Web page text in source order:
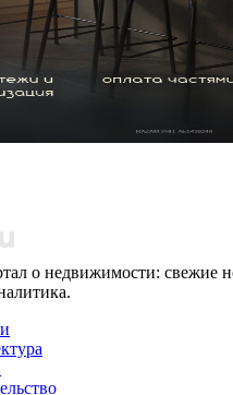
о недвижимости: свежие